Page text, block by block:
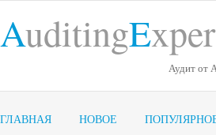
AuditingE
Аудит от
ГЛАВНАЯ НОВОЕ